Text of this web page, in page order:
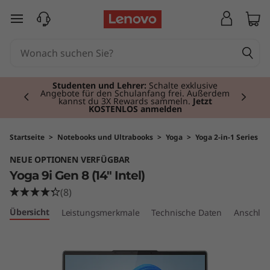
Y
G
e
n
zum Hauptinhalt springen
Studenten und Lehrer: Schalte exklusive
Angebote für den Schulanfang frei. Außerdem
kannst du 3X Rewards sammeln. Jetzt
KOSTENLOS anmelden
Currently displaying item 2 of 3
Startseite > Notebooks und Ultrabooks > Yoga > Yoga 2-in-1 Series
NEUE OPTIONEN VERFÜGBAR
Yoga 9i Gen 8 (14" Intel)
(8)
Übersicht Leistungsmerkmale Technische Daten